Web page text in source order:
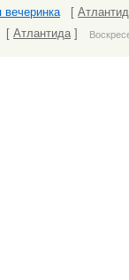
вечеринка[
Атлантида]